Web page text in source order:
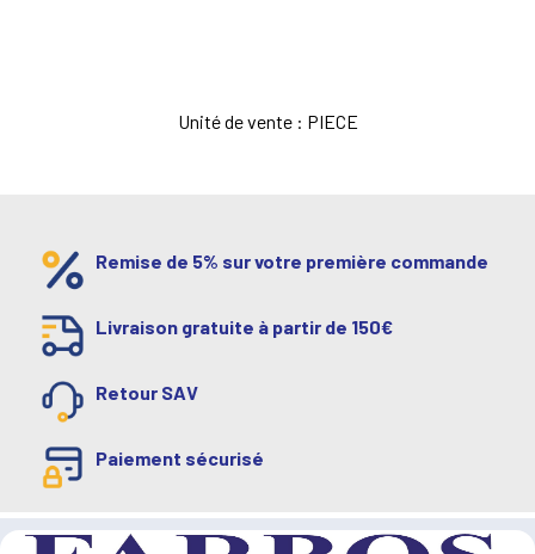
Unité de vente : PIECE
Remise de 5% sur votre première commande
Livraison gratuite à partir de 150€
Retour SAV
Paiement sécurisé